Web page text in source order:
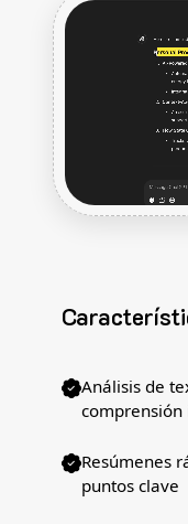
Análisis de
Resúmenes
puntos clave